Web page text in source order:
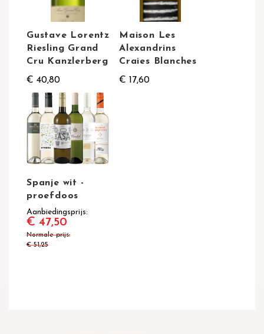
Gustave Lorentz
Riesling Grand
Cru Kanzlerberg
€ 40,80
Maison Les
Alexandrins
Craies Blanches
€ 17,60
Spanje wit -
proefdoos
Aanbiedingsprijs
€ 47,50
Normale prijs
€ 51,25